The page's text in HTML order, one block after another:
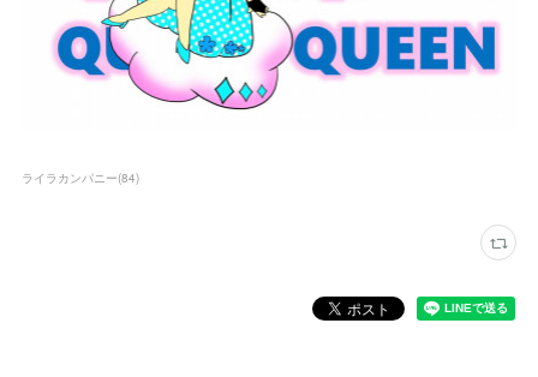
ライラカンパニー(84)